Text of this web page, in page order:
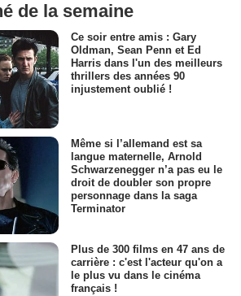
de la semaine
Ce soir entre amis : Gary
Oldman, Sean Penn et Ed
Harris dans l'un des meilleurs
thrillers des années 90
injustement oublié !
Même si l’allemand est sa
langue maternelle, Arnold
Schwarzenegger n’a pas eu le
droit de doubler son propre
personnage dans la saga
Terminator
Plus de 300 films en 47 ans de
carrière : c'est l'acteur qu'on a
le plus vu dans le cinéma
français !